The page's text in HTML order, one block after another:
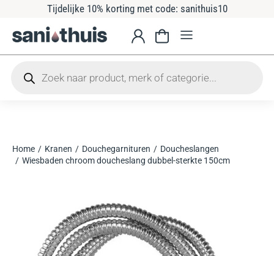
Tijdelijke 10% korting met code: sanithuis10
Je bent hier:
Home Kranen Douchegarnituren
Doucheslangen
Wiesbaden chroom doucheslang dubbel-sterkte 150cm